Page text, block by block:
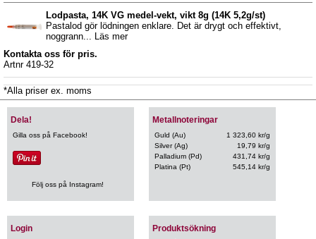
Lodpasta, 14K VG medel-vekt, vikt 8g (14K 5,2g/st)
Pastalod gör lödningen enklare. Det är drygt och effektivt,
noggrann... Läs mer
Kontakta oss för pris.
Artnr 419-32
*Alla priser ex. moms
Metallnoteringar
Guld (Au)
1 323,60 kr/g
Silver (Ag)
19,79 kr/g
Palladium (Pd)
431,74 kr/g
Platina (Pt)
545,14 kr/g
Login Produktsökning
Dela!
Gilla oss på Facebook!
Följ oss på Instagram!